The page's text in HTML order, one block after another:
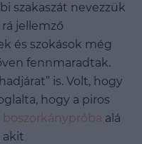
szakaszát nevezzük
jellemző
és szokások még
fennmaradtak.
is. Volt, hogy
hogy a piros
boszorkánypróba alá
akit